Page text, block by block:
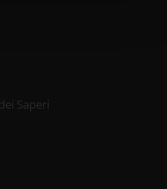
digitali).
Saperi